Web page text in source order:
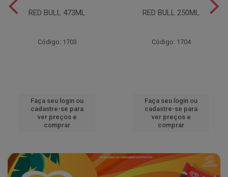
RED BULL 473ML
Código: 1703
Faça seu login ou
cadastre-se para
ver preços e
comprar
RED BULL 250ML
Código: 1704
Faça seu login ou
cadastre-se para
ver preços e
comprar